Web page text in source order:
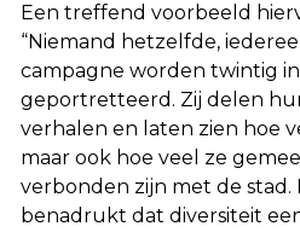
Een treffend voorbeeld
“Niemand hetzelfde,
campagne worden twintig
geportretteerd. Zij delen
verhalen en laten zien hoe
maar ook hoe veel ze
verbonden zijn met de stad.
benadrukt dat diversiteit